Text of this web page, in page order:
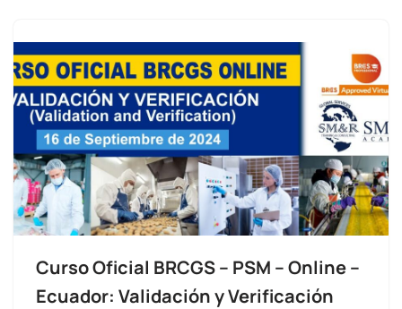
Curso Oficial BRCGS – PSM – Online –
Ecuador: Validación y Verificación